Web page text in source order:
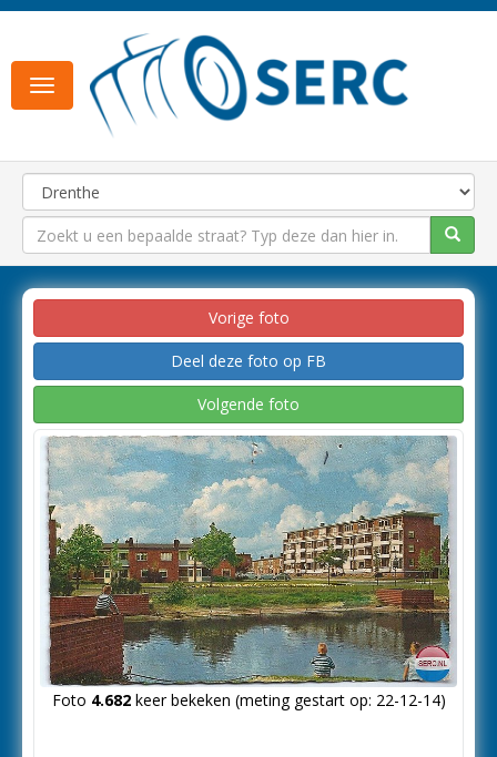
Toggle
navigation
Vorige foto
Deel deze foto op FB
Volgende foto
Foto 4.682keer bekeken (meting gestart op: 22-12-14)